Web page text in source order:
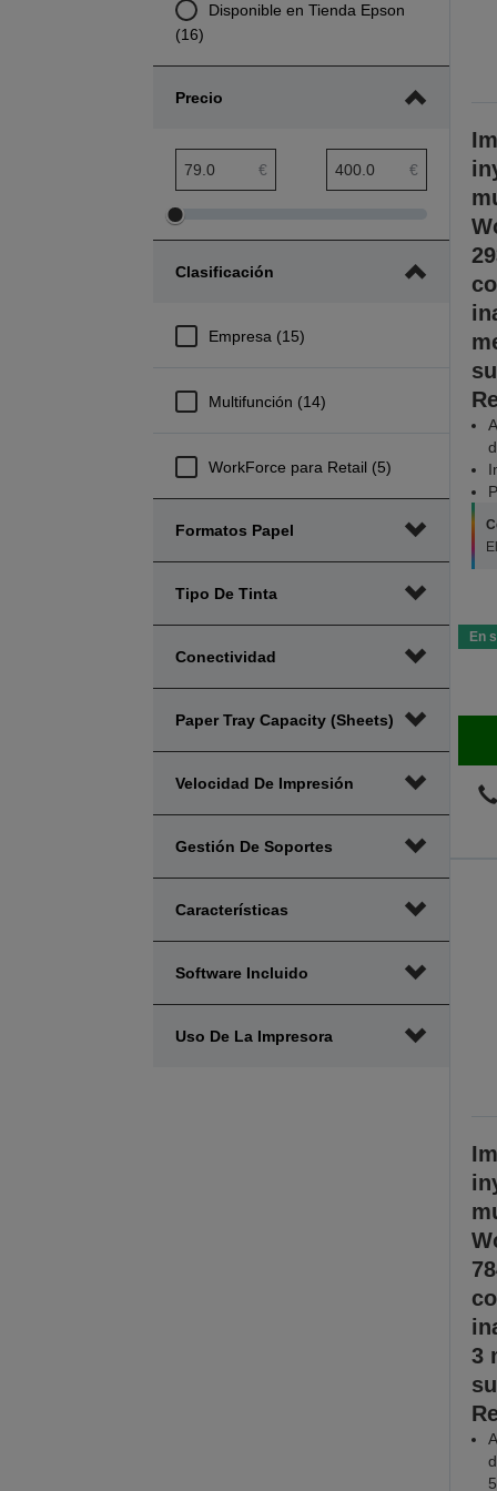
Disponible en Tienda Epson
(16)
Precio
€ €
Ajustar
rango
de
Ajustar
rango
de
Clasificación
Empresa (15)
Multifunción (14)
WorkForce para Retail (5)
Formatos Papel
Tipo De Tinta
Conectividad
Paper Tray Capacity (sheets)
Velocidad De Impresión
Gestión De Soportes
Características
Software Incluido
Uso De La Impresora
En
3